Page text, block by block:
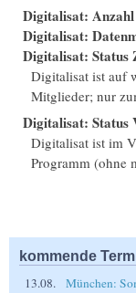
Digitalisat: Anzahl
Digitalisat:
Digitalisat: Status
Digitalisat ist auf
Mitglieder; nur
Digitalisat: Status
Digitalisat ist im
Programm (ohne
kommende
13.08.
München: